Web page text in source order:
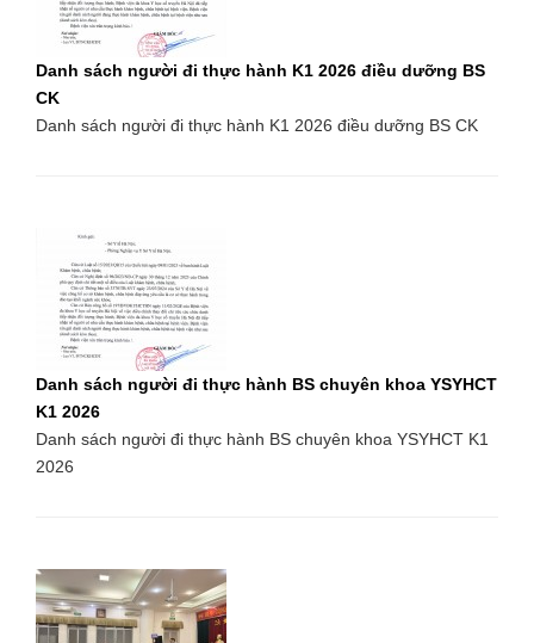
Danh sách người đi thực hành K1 2026 điều dưỡng BS
CK
Danh sách người đi thực hành K1 2026 điều dưỡng BS CK
Danh sách người đi thực hành BS chuyên khoa YSYHCT
K1 2026
Danh sách người đi thực hành BS chuyên khoa YSYHCT K1
2026